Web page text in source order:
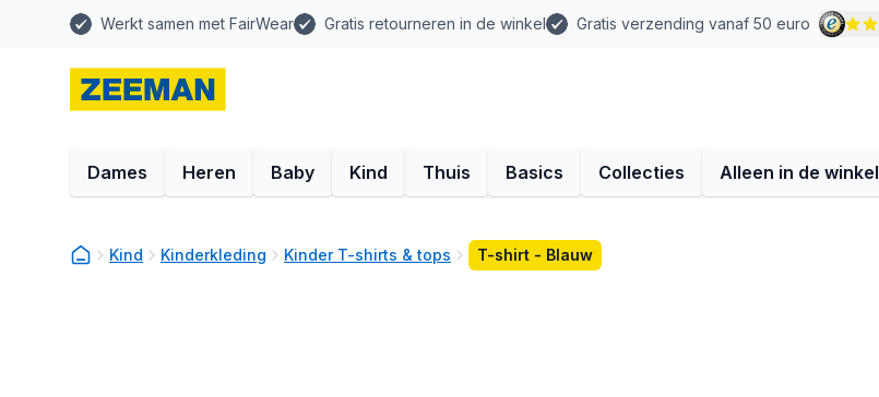
Werkt samen met FairWear Gratis retourneren in de winkel Gratis verzending vanaf 50 euro
Dames Heren Baby Kind Thuis Basics Collecties Alleen in de winkel
Kind Kinderkleding Kinder T-shirts & tops T-shirt - Blauw